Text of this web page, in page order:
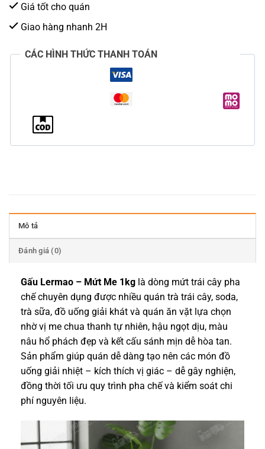
Giá tốt cho quán
Giao hàng nhanh 2H
CÁC HÌNH THỨC THANH TOÁN
Mô tả
Đánh giá (0)
Gấu Lermao – Mứt Me 1kg là dòng mứt trái cây pha
chế chuyên dụng được nhiều quán trà trái cây, soda,
trà sữa, đồ uống giải khát và quán ăn vặt lựa chọn
nhờ vị me chua thanh tự nhiên, hậu ngọt dịu, màu
nâu hổ phách đẹp và kết cấu sánh mịn dễ hòa tan.
Sản phẩm giúp quán dễ dàng tạo nên các món đồ
uống giải nhiệt – kích thích vị giác – dễ gây nghiện,
đồng thời tối ưu quy trình pha chế và kiểm soát chi
phí nguyên liệu.